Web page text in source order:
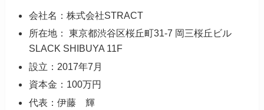
会社名：株式会社STRACT
所在地： 東京都渋谷区桜丘町31-7 岡三桜丘ビル
SLACK SHIBUYA 11F
設立：2017年7月
資本金：100万円
代表：伊藤 輝